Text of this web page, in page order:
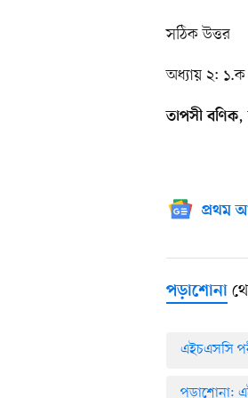
সঠিক উত্তর
অধ্যায় ২:
তাপসী বণিক,
প্রথম
পড়াশোনা
এইচএসসি
পড়াশোনা: